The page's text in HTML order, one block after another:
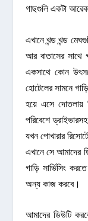
গাছগুলি একটা
এখানে খন্ড খন্ড
আর বাতাসের সাথে
একসাথে কোন
হোটেলের সামনে
হয়ে এসে দোতলায়
পরিবেশে
যখন পোখারার
এখানে সে আমাদের
গাড়ি সার্ভিসিং
অন্য কাজ করবে।
আমাদের ডিউটি